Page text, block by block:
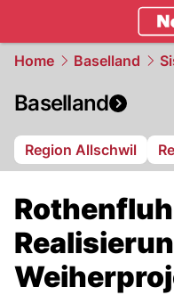
Home Baselland
Baselland
Region Allschwil